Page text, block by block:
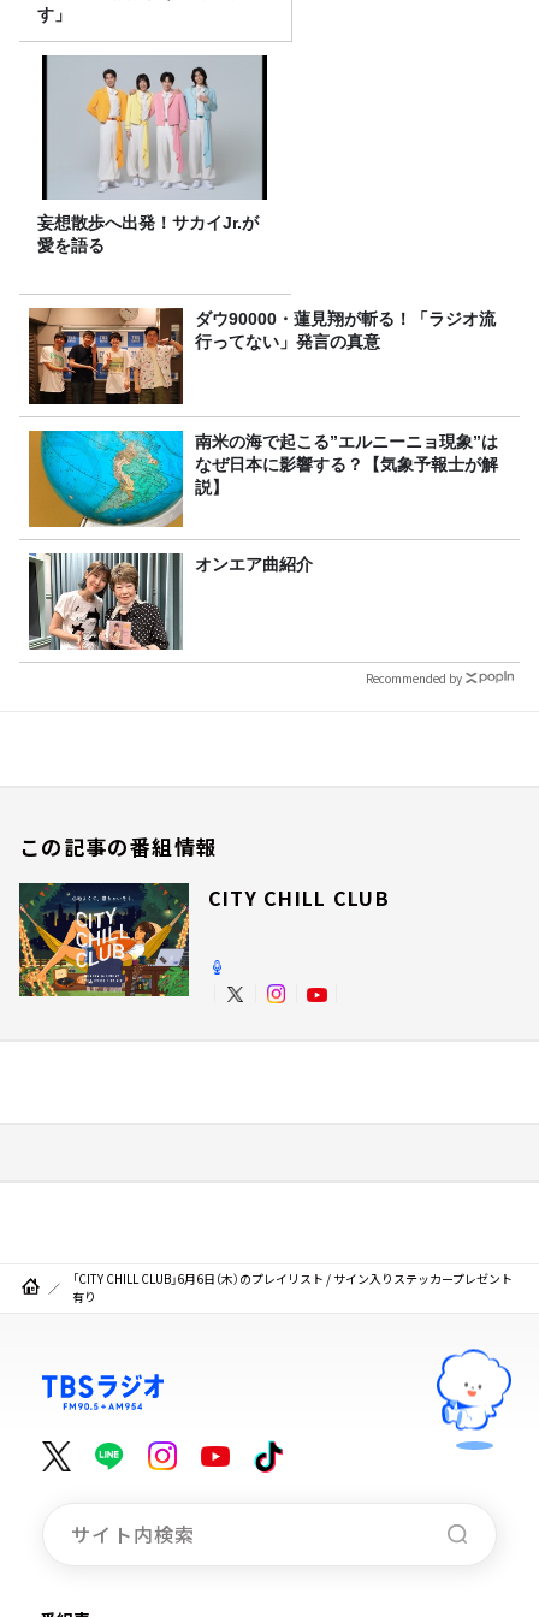
す」
妄想散歩へ出発！サカイJr.が
愛を語る
ダウ90000・蓮見翔が斬る！「ラジオ流
行ってない」発言の真意
南米の海で起こる”エルニーニョ現象”は
なぜ日本に影響する？【気象予報士が解
説】
オンエア曲紹介
Recommended by
この記事の番組情報
CITY CHILL CLUB
「CITY CHILL CLUB」6月6日（木）のプレイリスト / サイン入りステッカープレゼント
有り